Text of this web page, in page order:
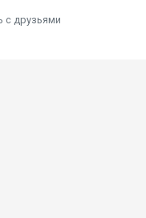
c друзьями